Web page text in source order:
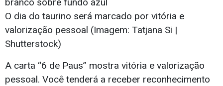
O dia do taurino será marcado por vitória e
valorização pessoal (Imagem: Tatjana Si |
Shutterstock)
A carta “6 de Paus” mostra vitória e valorização
pessoal. Você tenderá a receber reconhecimento